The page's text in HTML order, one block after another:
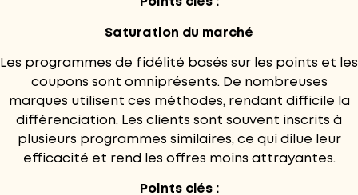
Saturation du marché
Les programmes de fidélité basés sur les points et les
coupons sont omniprésents. De nombreuses
marques utilisent ces méthodes, rendant difficile la
différenciation. Les clients sont souvent inscrits à
plusieurs programmes similaires, ce qui dilue leur
efficacité et rend les offres moins attrayantes.
Points clés :